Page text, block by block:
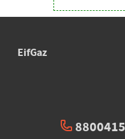
EifGaz